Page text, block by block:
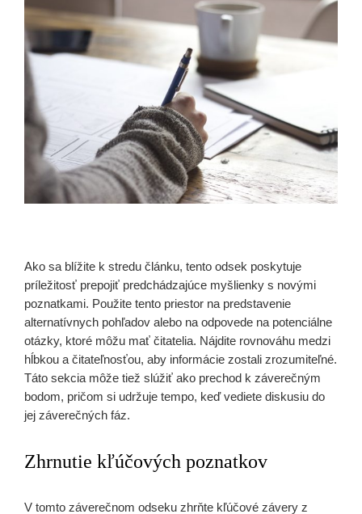
Ako sa blížite k stredu článku, tento odsek poskytuje
príležitosť prepojiť predchádzajúce myšlienky s novými
poznatkami. Použite tento priestor na predstavenie
alternatívnych pohľadov alebo na odpovede na potenciálne
otázky, ktoré môžu mať čitatelia. Nájdite rovnováhu medzi
hĺbkou a čitateľnosťou, aby informácie zostali zrozumiteľné.
Táto sekcia môže tiež slúžiť ako prechod k záverečným
bodom, pričom si udržuje tempo, keď vediete diskusiu do
jej záverečných fáz.
Zhrnutie kľúčových poznatkov
V tomto záverečnom odseku zhrňte kľúčové závery z